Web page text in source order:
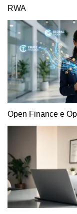
RWA
Open Finance e